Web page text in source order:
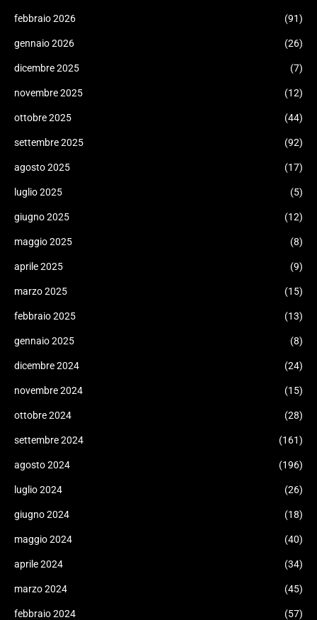
febbraio 2026 (91)
gennaio 2026 (26)
dicembre 2025 (7)
novembre 2025 (12)
ottobre 2025 (44)
settembre 2025 (92)
agosto 2025 (17)
luglio 2025 (5)
giugno 2025 (12)
maggio 2025 (8)
aprile 2025 (9)
marzo 2025 (15)
febbraio 2025 (13)
gennaio 2025 (8)
dicembre 2024 (24)
novembre 2024 (15)
ottobre 2024 (28)
settembre 2024 (161)
agosto 2024 (196)
luglio 2024 (26)
giugno 2024 (18)
maggio 2024 (40)
aprile 2024 (34)
marzo 2024 (45)
febbraio 2024 (57)